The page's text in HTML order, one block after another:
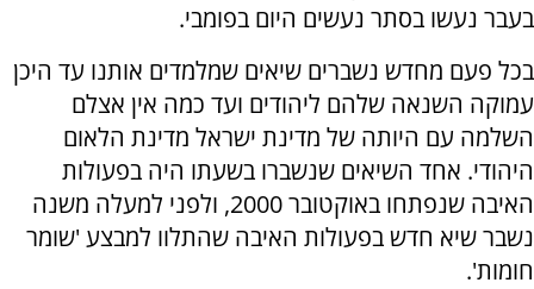
בעבר נעשו בסתר נעשים היום בפומבי.
בכל פעם מחדש נשברים שיאים שמלמדים אותנו עד היכן
עמוקה השנאה שלהם ליהודים ועד כמה אין אצלם
השלמה עם היותה של מדינת ישראל מדינת הלאום
היהודי. אחד השיאים שנשברו בשעתו היה בפעולות
האיבה שנפתחו באוקטובר 2000, ולפני למעלה משנה
נשבר שיא חדש בפעולות האיבה שהתלוו למבצע 'שומר
חומות'.